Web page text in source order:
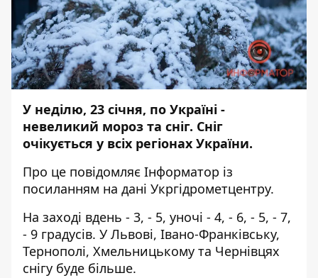
У неділю, 23 січня, по Україні -
невеликий мороз та сніг. Сніг
очікується у всіх регіонах України.
Про це повідомляє Інформатор із
посиланням на дані Укргідрометцентру.
На заході вдень - 3, - 5, уночі - 4, - 6, - 5, - 7,
- 9 градусів. У Львові, Івано-Франківську,
Тернополі, Хмельницькому та Чернівцях
снігу буде більше.